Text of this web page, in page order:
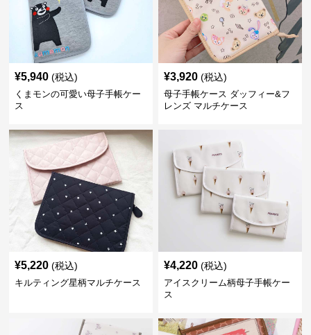
¥5,940 (税込)
くまモンの可愛い母子手帳ケー
ス
¥3,920 (税込)
母子手帳ケース ダッフィー&フ
レンズ マルチケース
¥5,220 (税込)
キルティング星柄マルチケース
¥4,220 (税込)
アイスクリーム柄母子手帳ケー
ス